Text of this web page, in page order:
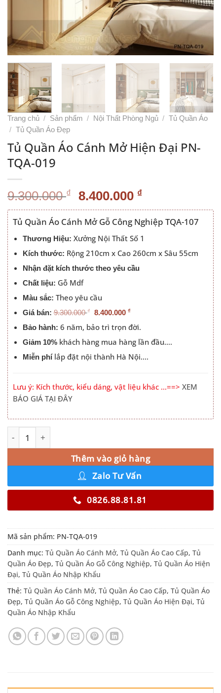
Trang chủ / Sản phẩm / Nội Thất Phòng Ngủ / Tủ Quần Áo
/ Tủ Quần Áo Đẹp
Tủ Quần Áo Cánh Mở Hiện Đại PN-
TQA-019
9.300.000₫ Giá
gốc
là:
9.300.000 ₫.
8.400.000 ₫Giá
hiện
tại
là:
8.400.000 ₫.
Tủ Quần Áo Cánh Mở Gỗ Công Nghiệp TQA-107
Thương Hiệu: Xưởng Nội Thất Số 1
Kích thước: Rộng 210cm x Cao 260cm x Sâu 55cm
Nhận đặt kích thước theo yêu cầu
Chất liệu: Gỗ Mdf
Màu sắc: Theo yêu cầu
Giá bán:9.300.000 ₫ 8.400.000 ₫
Bảo hành: 6 năm, bảo trì trọn đời.
Giảm 10%khách hàng mua hàng lần đầu….
Miễn phílắp đặt nội thành Hà Nội….
Lưu ý: Kích thước, kiểu dáng, vật liệu khác …==> XEM
BÁO GIÁ TẠI ĐÂY
Tủ Quần Áo Cánh Mở Hiện Đại PN-TQA-019 số lượng
Thêm vào giỏ hàng
Alternative:
Zalo Tư Vấn
0826.88.81.81
Mã sản phẩm: PN-TQA-019
Danh mục: Tủ Quần Áo Cánh Mở, Tủ Quần Áo Cao Cấp, Tủ
Quần Áo Đẹp, Tủ Quần Áo Gỗ Công Nghiệp, Tủ Quần Áo Hiện
Đại, Tủ Quần Áo Nhập Khẩu
Thẻ: Tủ Quần Áo Cánh Mở, Tủ Quần Áo Cao Cấp, Tủ Quần Áo
Đẹp, Tủ Quần Áo Gỗ Công Nghiệp, Tủ Quần Áo Hiện Đại, Tủ
Quần Áo Nhập Khẩu